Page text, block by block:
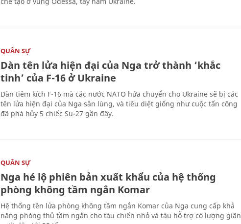
QUÂN SỰ
Dàn tên lửa hiện đại của Nga trở thành ‘khắc
tinh’ của F-16 ở Ukraine
Dàn tiêm kích F-16 mà các nước NATO hứa chuyển cho Ukraine sẽ bị các
tên lửa hiện đại của Nga săn lùng, và tiêu diệt giống như cuộc tấn công
đã phá hủy 5 chiếc Su-27 gần đây.
QUÂN SỰ
Nga hé lộ phiên bản xuất khẩu của hệ thống
phòng không tầm ngắn Komar
Hệ thống tên lửa phòng không tầm ngắn Komar của Nga cung cấp khả
năng phòng thủ tầm ngắn cho tàu chiến nhỏ và tàu hỗ trợ có lượng giãn